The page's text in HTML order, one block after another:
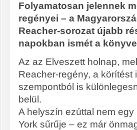
Folyamatosan jelennek
regényei – a
Reacher-sorozat újabb
napokban ismét a
Az az Elveszett holnap,
Reacher-regény, a
szempontból is
belül.
A helyszín ezúttal nem
York sűrűje – ez már